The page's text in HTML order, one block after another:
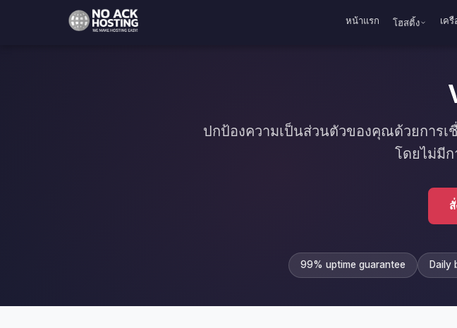
หน้าแรก โฮสติ้ง เค
ปกป้องความเป็นส่วนตัวของคุณด้วยการเ
โดยไม่มี
99% uptime guarantee Daily